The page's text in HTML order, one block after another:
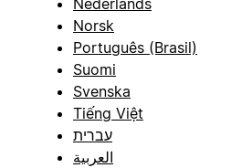
Norsk
Português (Brasil)
Suomi
Svenska
Tiếng Việt
עברית
العربية